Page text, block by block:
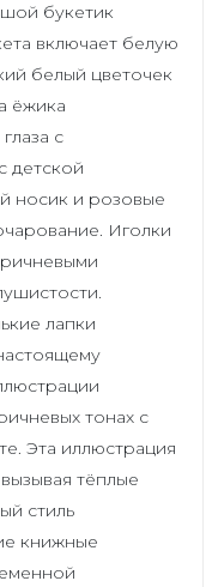
букетик
включает белую
белый цветочек
ёжика
с
детской
носик и розовые
Иголки
лапки
тонах с
Эта иллюстрация
тёплые
стиль
книжные